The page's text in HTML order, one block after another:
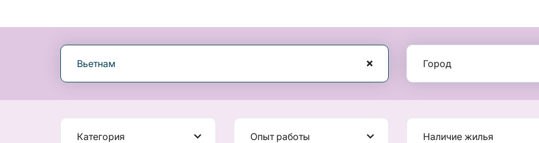
Вьетнам Город
Категория Опыт работы Наличие жилья